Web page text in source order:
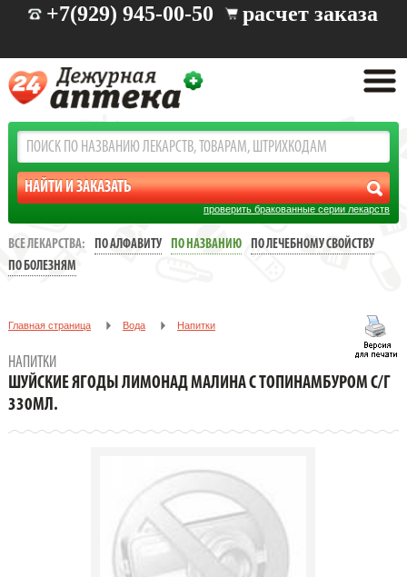
+7(929) 945-00-50 расчет заказа
проверить бракованные серии лекарств
ВСЕ ЛЕКАРСТВА: ПО АЛФАВИТУ ПО НАЗВАНИЮ
ПО ЛЕЧЕБНОМУ СВОЙСТВУ
ПО БОЛЕЗНЯМ
Главная страница Вода Напитки
330МЛ.
НАПИТКИ
ШУЙСКИЕ ЯГОДЫ ЛИМОНАД МАЛИНА С ТОПИНАМБУРОМ С/Г
330МЛ.